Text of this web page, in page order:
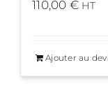
110,00 € HT
Ajouter au